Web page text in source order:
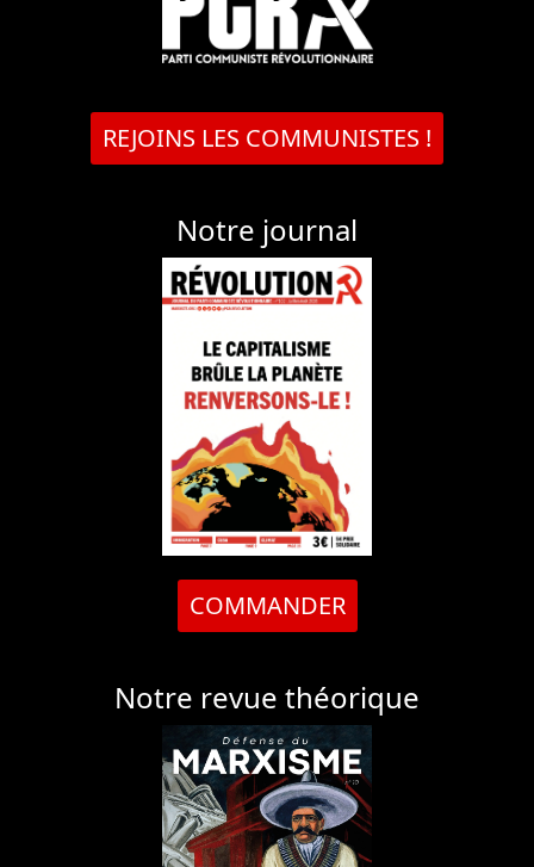
REJOINS LES COMMUNISTES !
Notre journal
COMMANDER
Notre revue théorique